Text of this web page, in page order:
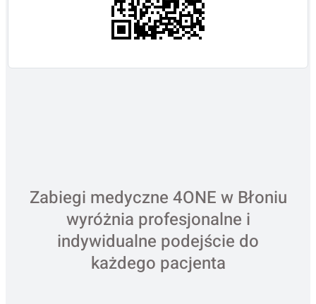
Zabiegi medyczne 4ONE w Błoniu
wyróżnia profesjonalne i
indywidualne podejście do
każdego pacjenta